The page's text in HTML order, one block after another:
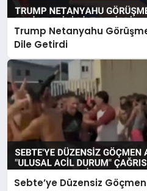
Trump Netanyahu
Dile Getirdi
Sebte’ye Düzensiz Göçmen